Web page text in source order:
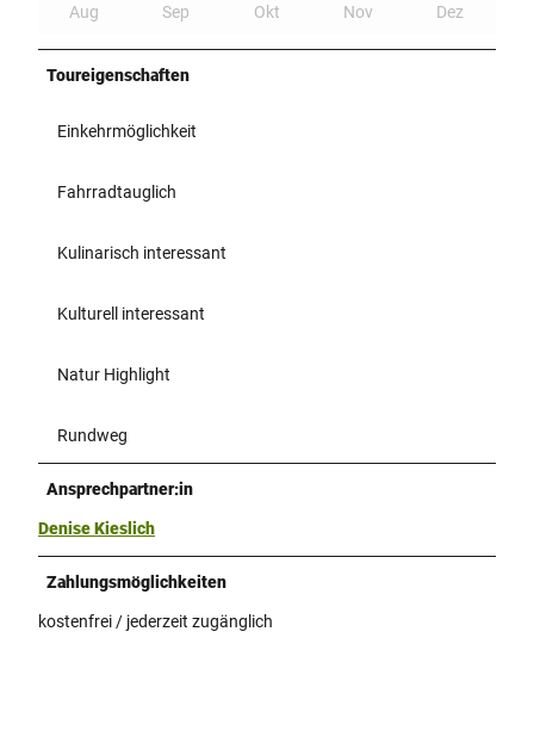
Aug Sep Okt Nov Dez
Toureigenschaften
Einkehrmöglichkeit
Fahrradtauglich
Kulinarisch interessant
Kulturell interessant
Natur Highlight
Rundweg
Ansprechpartner:in
Denise Kieslich
Zahlungsmöglichkeiten
kostenfrei / jederzeit zugänglich